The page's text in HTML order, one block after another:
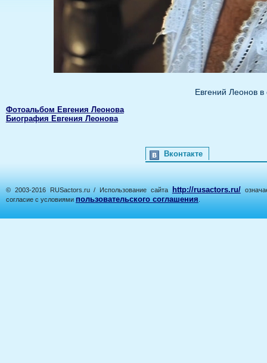
Евгений Леонов
Фотоальбом Евгения Леонова
Биография Евгения Леонова
Вконтакте
© 2003-2016 RUSactors.ru / Использование сайта http://rusactors.ru/
согласие с условиями пользовательского соглашения